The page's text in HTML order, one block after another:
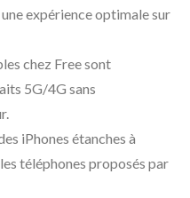
expérience optimale sur
chez Free sont
5G/4G sans
iPhones étanches à
téléphones proposés par